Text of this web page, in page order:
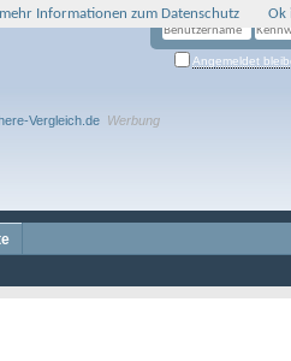
Angemeldet
Werbung
mehr Informationen zum Datenschutz Ok